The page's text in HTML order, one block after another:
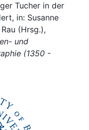
Tucher in der
in: Susanne
(Hrsg.),
und
(1350 -